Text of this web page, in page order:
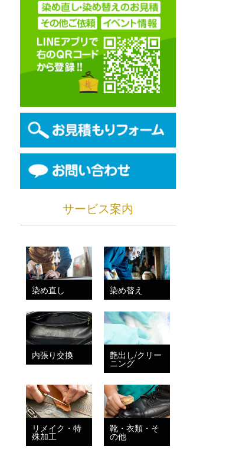
サービス案内
染め直し 染め替え
内張り交換 艶出し/クリー
ニング
リメイク・特
殊加工
靴・衣類・そ
の他